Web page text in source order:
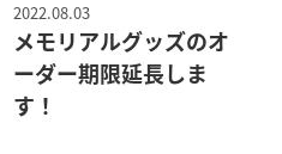
2022.08.03
メモリアルグッズのオ
ーダー期限延長しま
す！